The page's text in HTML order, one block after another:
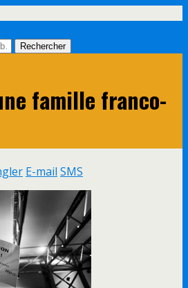
famille franco-
E-mail SMS